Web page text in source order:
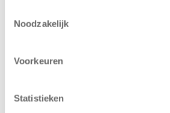
Noodzakelijk
Voorkeuren
Statistieken
– Sport BSO
Oldegaarde
opent op 1